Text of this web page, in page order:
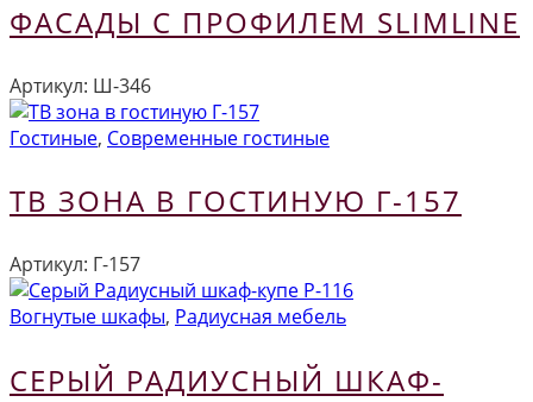
ФАСАДЫ С ПРОФИЛЕМ SLIMLINE
Артикул: Ш-346
Гостиные, Современные гостиные
ТВ ЗОНА В ГОСТИНУЮ Г-157
Артикул: Г-157
Вогнутые шкафы, Радиусная мебель
СЕРЫЙ РАДИУСНЫЙ ШКАФ-